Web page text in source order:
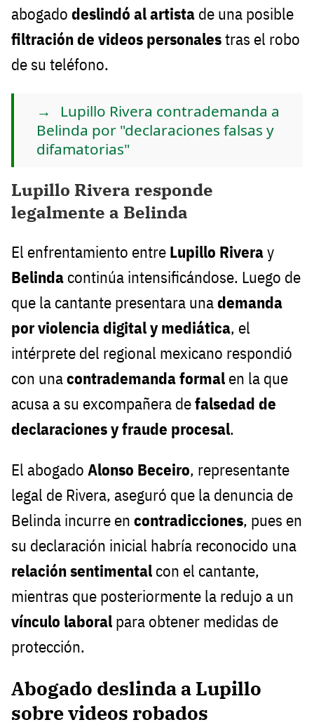
abogado deslindó al artista de una posible
filtración de videos personalestras el robo
de su teléfono.
Lupillo Rivera contrademanda a
Belinda por "declaraciones falsas y
difamatorias"
Lupillo Rivera responde
legalmente a Belinda
El enfrentamiento entre Lupillo Riveray
Belinda continúa intensificándose. Luego de
que la cantante presentara unademanda
por violencia digital y mediática, el
intérprete del regional mexicano respondió
con unacontrademanda formal en la que
acusa a su excompañera defalsedad de
declaraciones y fraude procesal.
El abogado Alonso Beceiro, representante
legal de Rivera, aseguró que la denuncia de
Belinda incurre en contradicciones, pues en
su declaración inicial habría reconocido una
relación sentimental con el cantante,
mientras que posteriormente la redujo a un
vínculo laboral para obtener medidas de
protección.
Abogado deslinda a Lupillo
sobre videos robados